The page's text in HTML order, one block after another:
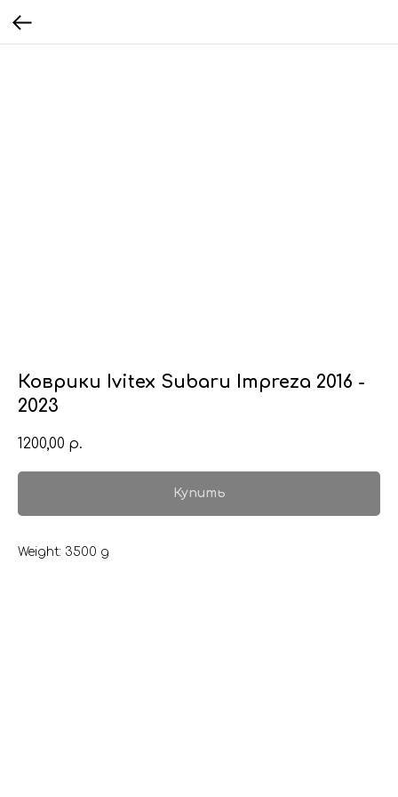
Коврики Ivitex Subaru Impreza 2016 -
2023
1200,00 р.
Купить
Weight: 3500 g